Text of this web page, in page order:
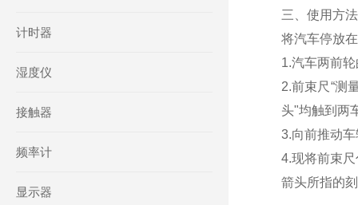
计时器
湿度仪
接触器
频率计
显示器
三、使用方法
将汽车停放
1.汽车两前
2.前束尺“测
头"均触到两
3.向前推动
4.现将前束
箭头所指的